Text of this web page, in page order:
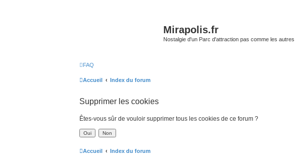
Mirapolis.fr
Nostalgie d'un Parc d'attraction pas comme les autres
FAQ
Accueil Index du forum
Supprimer les cookies
Êtes-vous sûr de vouloir supprimer tous les cookies de ce forum ?
Accueil Index du forum